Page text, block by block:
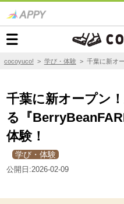
cocoyuco! > 学び・体験> 千葉に新オ
千葉に新オープン
る『
体験！
学び・体験
公開日:2026-02-09